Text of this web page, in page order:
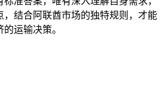
，结合阿联酋市场的独特规则，才能
运输决策。